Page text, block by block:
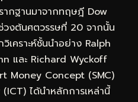
กฐานมาจากทฤษฎี Dow
งต้นศตวรรษที่ 20 จากนั้น
คราะห์ชั้นนำอย่าง Ralph
และ Richard Wyckoff
Money Concept (SMC)
ได้นำหลักการเหล่านี้